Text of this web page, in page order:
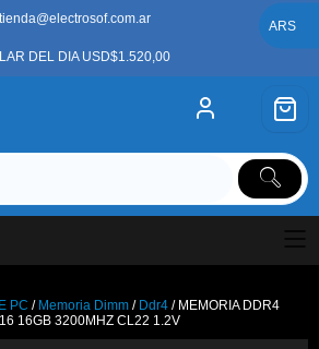
tienda@electrosof.com.ar
DEL DIA USD$1.520,00
PC / Memoria Dimm / Ddr4 / MEMORIA DDR4
16GB 3200MHZ CL22 1.2V
ARS